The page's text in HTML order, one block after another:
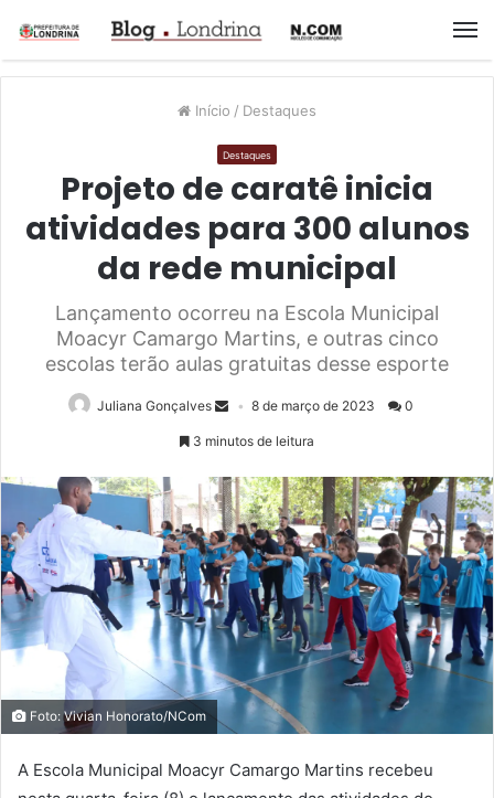
Início / Destaques
Destaques
Projeto de caratê inicia
atividades para 300 alunos
da rede municipal
Lançamento ocorreu na Escola Municipal
Moacyr Camargo Martins, e outras cinco
escolas terão aulas gratuitas desse esporte
Juliana Gonçalves 8 de março de 2023 0
3 minutos de leitura
Foto: Vivian Honorato/NCom
A Escola Municipal Moacyr Camargo Martins recebeu